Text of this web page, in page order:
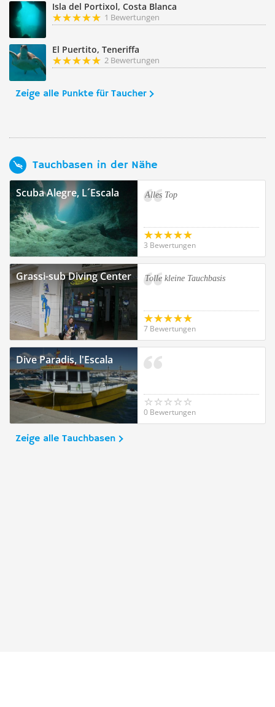
Isla del Portixol, Costa Blanca
1 Bewertungen
El Puertito, Teneriffa
2 Bewertungen
Zeige alle Punkte für Taucher
Tauchbasen in der Nähe
Scuba Alegre, L´Escala Alles Top
3 Bewertungen
Grassi-sub Diving Center Tolle kleine Tauchbasis
7 Bewertungen
Dive Paradis, l'Escala
0 Bewertungen
Zeige alle Tauchbasen